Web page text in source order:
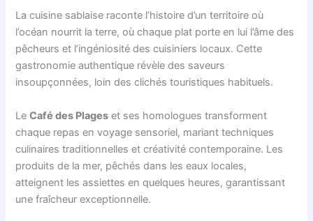
La cuisine sablaise raconte l’histoire d’un territoire où
l’océan nourrit la terre, où chaque plat porte en lui l’âme des
pêcheurs et l’ingéniosité des cuisiniers locaux. Cette
gastronomie authentique révèle des saveurs
insoupçonnées, loin des clichés touristiques habituels.
LeCafé des Plages et ses homologues transforment
chaque repas en voyage sensoriel, mariant techniques
culinaires traditionnelles et créativité contemporaine. Les
produits de la mer, pêchés dans les eaux locales,
atteignent les assiettes en quelques heures, garantissant
une fraîcheur exceptionnelle.